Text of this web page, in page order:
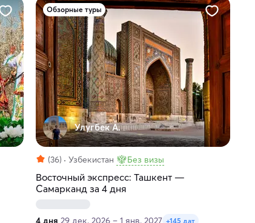
Обзорные туры
Улугбек А.
(36) Узбекистан Без визы
Восточный экспресс: Ташкент —
Самарканд за 4 дня
4 дня 29 дек. 2026 – 1 янв. 2027 +145 дат